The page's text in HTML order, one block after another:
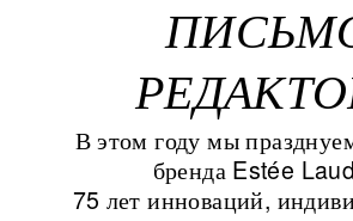
В этом году мы
бренда Estée
75 лет инноваций,